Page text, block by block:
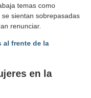
temas como
sientan sobrepasadas
renunciar.
al frente de la
en la